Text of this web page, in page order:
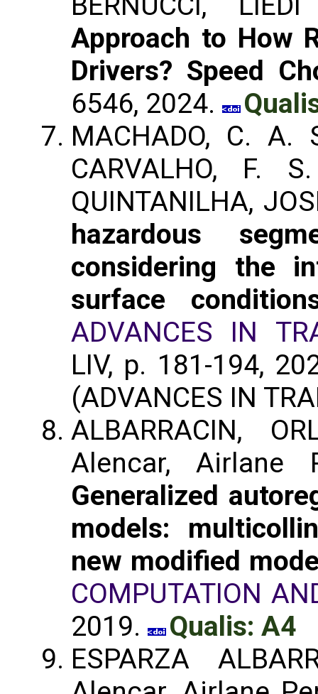
Approach to How
Drivers? Speed
6546, 2024.
MACHADO, C. A.
CARVALHO, F.
QUINTANILHA,
hazardous
considering the
surface
ADVANCES IN
LIV, p. 181-194,
(ADVANCES IN
ALBARRACIN,
Alencar, Airlane
Generalized
models:
new modified
COMPUTATION
2019.
Qualis: A4
ESPARZA